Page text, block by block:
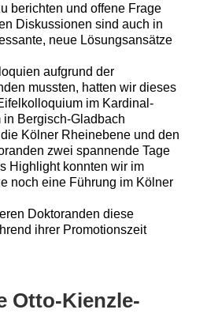
berichten und offene Frage
Diskussionen sind auch in
neue Lösungsansätze
aufgrund der
mussten, hatten wir dieses
im Kardinal-
in Bergisch-Gladbach
Kölner Rheinebene und den
zwei spannende Tage
Highlight konnten wir im
noch eine Führung im Kölner
Doktoranden diese
ihrer Promotionszeit
Otto-Kienzle-